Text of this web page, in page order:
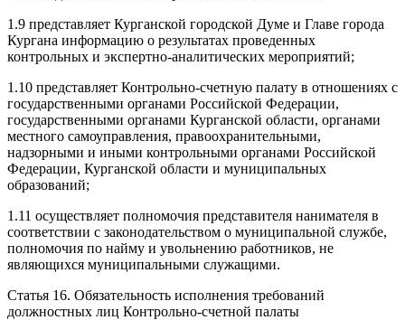
1.9 представляет Курганской городской Думе и Главе города
Кургана информацию о результатах проведенных
контрольных и экспертно-аналитических мероприятий;
1.10 представляет Контрольно-счетную палату в отношениях с
государственными органами Российской Федерации,
государственными органами Курганской области, органами
местного самоуправления, правоохранительными,
надзорными и иными контрольными органами Российской
Федерации, Курганской области и муниципальных
образований;
1.11 осуществляет полномочия представителя нанимателя в
соответствии с законодательством о муниципальной службе,
полномочия по найму и увольнению работников, не
являющихся муниципальными служащими.
Статья 16. Обязательность исполнения требований
должностных лиц Контрольно-счетной палаты